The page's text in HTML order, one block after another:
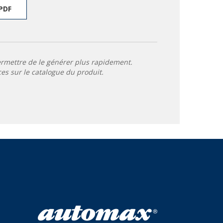
de le générer plus rapidement.
sur le catalogue du produit.